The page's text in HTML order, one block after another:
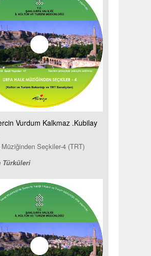
Vurdum Kalkmaz .Kubilay
Seçkiler-4 (TRT)
Türküleri